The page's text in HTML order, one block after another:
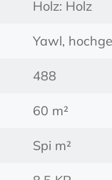
Holz: Holz
Yawl,
488
60 m²
Spi m²